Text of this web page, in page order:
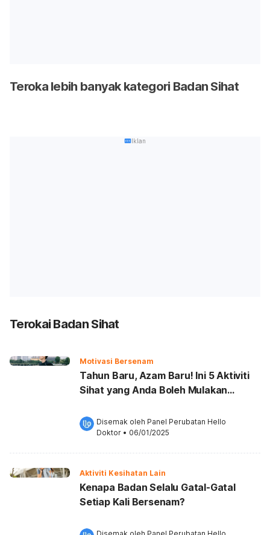
Teroka lebih banyak kategori Badan Sihat
Iklan
Terokai Badan Sihat
Motivasi Bersenam
Tahun Baru, Azam Baru! Ini 5 Aktiviti
Sihat yang Anda Boleh Mulakan
Disemak oleh Panel Perubatan Hello
Doktor • 06/01/2025
Aktiviti Kesihatan Lain
Kenapa Badan Selalu Gatal-Gatal
Setiap Kali Bersenam?